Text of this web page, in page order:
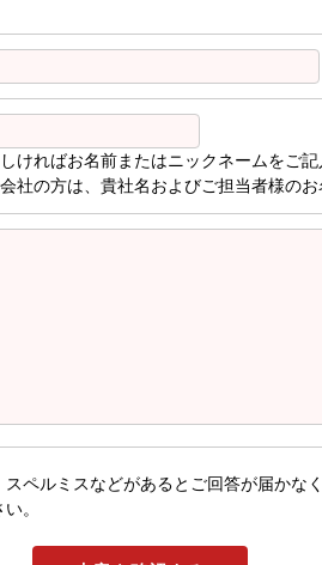
ければお名前またはニックネームをご記
社の方は、貴社名およびご担当者様の
ペルミスなどがあるとご回答が届かな
。